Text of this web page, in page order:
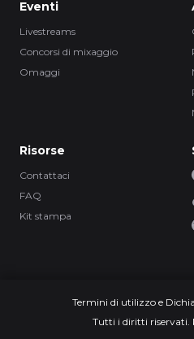
Eventi
Livestreams
Concorsi di mixaggio
Omaggi
Risorse
Contattaci
FAQ
Kit stampa
Termini di utilizzo e
Tutti i diritti